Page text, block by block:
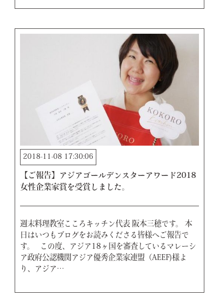
2018-11-08 17:30:06
【ご報告】アジアゴールデンスターアワード2018
女性企業家賞を受賞しました。
週末料理教室こころキッチン代表 阪本三穂です。 本
日はいつもブログをお読みくださる皆様へご報告で
す。 この度、アジア18ヶ国を審査しているマレーシ
ア政府公認機関アジア優秀企業家連盟（AEEF)様よ
り、アジア…